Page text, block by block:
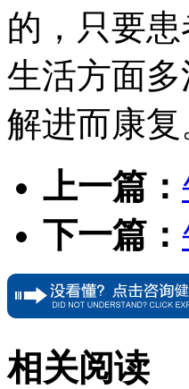
的，只要
生活方面
解进而康复
上一篇：
下一篇：
相关阅读